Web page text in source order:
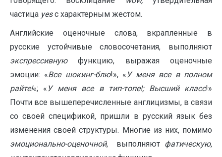
частица yesc характерным жестом.
Английские оценочные слова, вкрапленные в
русские устойчивые словосочетания, выполняют
экспрессивнуюфункцию, выражая оценочные
эмоции: «Все шокинг-блю!», «У меня все в полном
райте!«; «У меня все в тип-топе!; Высший класс!»
Почти все вышеперечисленные англицизмы, в связи
со своей спецификой, пришли в русский язык без
изменения своей структуры. Многие из них, помимо
эмоционально-оценочной, выполняют фатическую,